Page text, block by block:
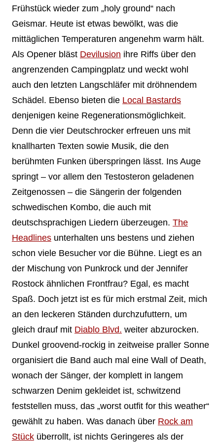
Frühstück wieder zum „holy ground“ nach
Geismar. Heute ist etwas bewölkt, was die
mittäglichen Temperaturen angenehm warm hält.
Als Opener bläst Devilusion ihre Riffs über den
angrenzenden Campingplatz und weckt wohl
auch den letzten Langschläfer mit dröhnendem
Schädel. Ebenso bieten die Local Bastards
denjenigen keine Regenerationsmöglichkeit.
Denn die vier Deutschrocker erfreuen uns mit
knallharten Texten sowie Musik, die den
berühmten Funken überspringen lässt. Ins Auge
springt – vor allem den Testosteron geladenen
Zeitgenossen – die Sängerin der folgenden
schwedischen Kombo, die auch mit
deutschsprachigen Liedern überzeugen. The
Headlinesunterhalten uns bestens und ziehen
schon viele Besucher vor die Bühne. Liegt es an
der Mischung von Punkrock und der Jennifer
Rostock ähnlichen Frontfrau? Egal, es macht
Spaß. Doch jetzt ist es für mich erstmal Zeit, mich
an den leckeren Ständen durchzufuttern, um
gleich drauf mit Diablo Blvd. weiter abzurocken.
Dunkel groovend-rockig in zeitweise praller Sonne
organisiert die Band auch mal eine Wall of Death,
wonach der Sänger, der komplett in langem
schwarzen Denim gekleidet ist, schwitzend
feststellen muss, das „worst outfit for this weather“
gewählt zu haben. Was danach über Rock am
Stücküberrollt, ist nichts Geringeres als der